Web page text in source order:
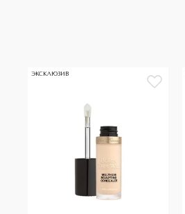
ЭКСКЛЮЗИВ